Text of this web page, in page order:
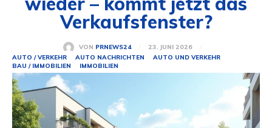
Verkaufsfenster?
VON PRNEWS24
23. JUNI 2026
AUTO / VERKEHR
AUTO NACHRICHTEN
AUTO UND VERKEHR
BAU / IMMOBILIEN
IMMOBILIEN